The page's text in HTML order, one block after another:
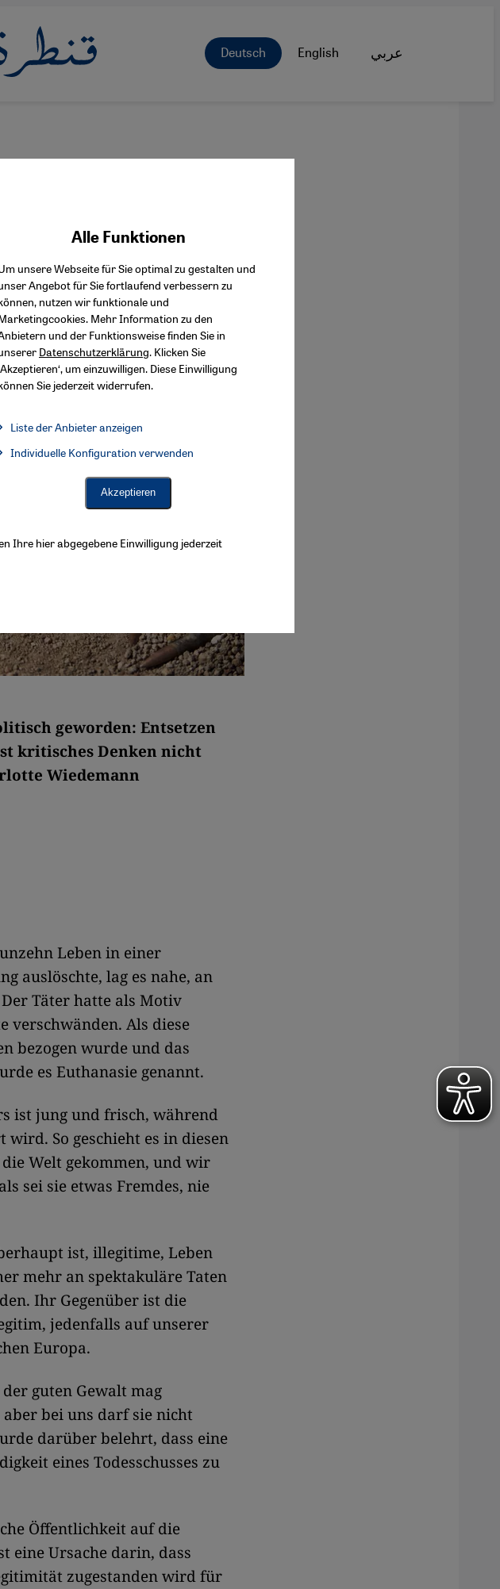
Deutsch English عربي
die
geworden: Entsetzen
kritisches Denken nicht
Wiedemann
Leben in einer
auslöschte, lag es nahe, an
Täter hatte als Motiv
verschwänden. Als diese
bezogen wurde und das
es Euthanasie genannt.
ist jung und frisch, während
So geschieht es in diesen
Welt gekommen, und wir
sei sie etwas Fremdes, nie
ist, illegitime, Leben
mehr an spektakuläre Taten
Ihr Gegenüber ist die
jedenfalls auf unserer
Europa.
guten Gewalt mag
aber bei uns darf sie nicht
darüber belehrt, dass eine
eines Todesschusses zu
Öffentlichkeit auf die
eine Ursache darin, dass
zugestanden wird für
Alle Funktionen
unsere Webseite für Sie optimal zu gestalten und
Angebot für Sie fortlaufend verbessern zu
nutzen wir funktionale und
Mehr Information zu den
und der Funktionsweise finden Sie in
Datenschutzerklärung. Klicken Sie
um einzuwilligen. Diese Einwilligung
Sie jederzeit widerrufen.
Liste der Anbieter anzeigen
Embed / Facebook Connect, Google Maps Embed, Google Tag Manager, Instagram Embed,
Facebook Embed / Facebook Connect
Twitter Embed
Instagram Embed
Youtube Embed
Google Maps Embed
Individuelle Konfiguration verwenden
Akzeptieren
Ihre hier abgegebene Einwilligung jederzeit